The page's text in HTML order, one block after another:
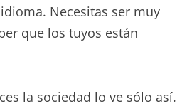
Necesitas ser muy
que los tuyos están
la sociedad lo ve sólo así.